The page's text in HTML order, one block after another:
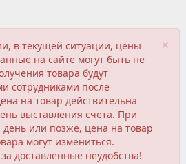
×
в текущей ситуации, цены
на сайте могут быть не
товара будут
сотрудниками после
на товар действительна
выставления счета. При
или позже, цена на товар
могут измениться.
доставленные неудобства!